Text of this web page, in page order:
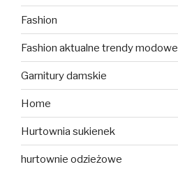
Fashion
Fashion aktualne trendy modowe
Garnitury damskie
Home
Hurtownia sukienek
hurtownie odzieżowe